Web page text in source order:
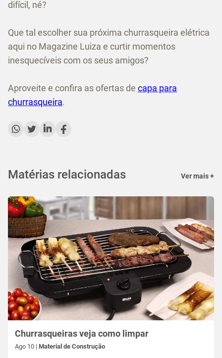
difícil, né?
Que tal escolher sua próxima churrasqueira elétrica
aqui no Magazine Luiza e curtir momentos
inesquecíveis com os seus amigos?
Aproveite e confira as ofertas de capa para
churrasqueira.
Matérias relacionadas Ver mais +
Churrasqueiras veja como limpar
Ago 10 | Material de Construção